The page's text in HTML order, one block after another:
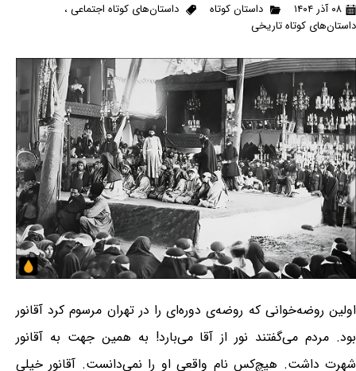
۰۸ آذر ۱۴۰۴ داستان کوتاه داستان‌های کوتاه اجتماعی،
داستان‌های کوتاه تاریخی
اولین روضه‌خوانی که روضه‌ی دوره‌ای را در تهران مرسوم کرد آقانور
بود. مردم می‌گفتند نور از آقا می‌بارد! به همین جهت به آقانور
شهرت داشت. هیچ‌کس نام واقعی او را نمی‌دانست. آقانور خیلی